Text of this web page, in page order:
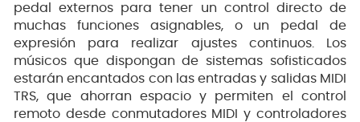
pedal externos para tener un control directo de
muchas funciones asignables, o un pedal de
expresión para realizar ajustes continuos. Los
músicos que dispongan de sistemas sofisticados
estarán encantados con las entradas y salidas MIDI
TRS, que ahorran espacio y permiten el control
remoto desde conmutadores MIDI y controladores